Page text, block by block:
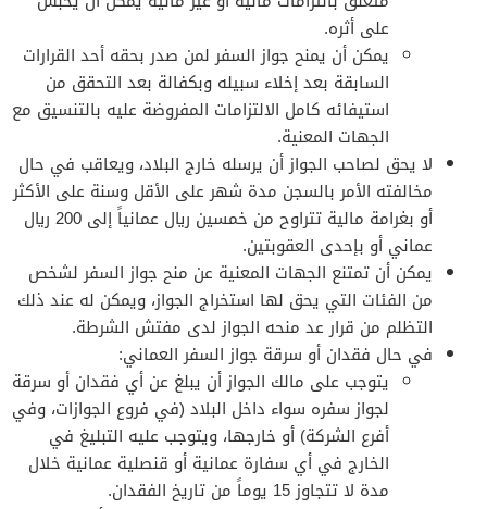
على أثره.
يمكن أن يمنح جواز السفر لمن صدر بحقه أحد القرارات
السابقة بعد إخلاء سبيله وبكفالة بعد التحقق من
استيفائه كامل الالتزامات المفروضة عليه بالتنسيق مع
الجهات المعنية.
لا يحق لصاحب الجواز أن يرسله خارج البلاد، ويعاقب في حال
مخالفته الأمر بالسجن مدة شهر على الأقل وسنة على الأكثر
أو بغرامة مالية تتراوح من خمسين ريال عمانياً إلى 200 ريال
عماني أو بإحدى العقوبتين.
يمكن أن تمتنع الجهات المعنية عن منح جواز السفر لشخص
من الفئات التي يحق لها استخراج الجواز، ويمكن له عند ذلك
التظلم من قرار عد منحه الجواز لدى مفتش الشرطة.
في حال فقدان أو سرقة جواز السفر العماني:
يتوجب على مالك الجواز أن يبلغ عن أي فقدان أو سرقة
لجواز سفره سواء داخل البلاد (في فروع الجوازات، وفي
أفرع الشركة) أو خارجها، ويتوجب عليه التبليغ في
الخارج في أي سفارة عمانية أو قنصلية عمانية خلال
مدة لا تتجاوز 15 يوماً من تاريخ الفقدان.